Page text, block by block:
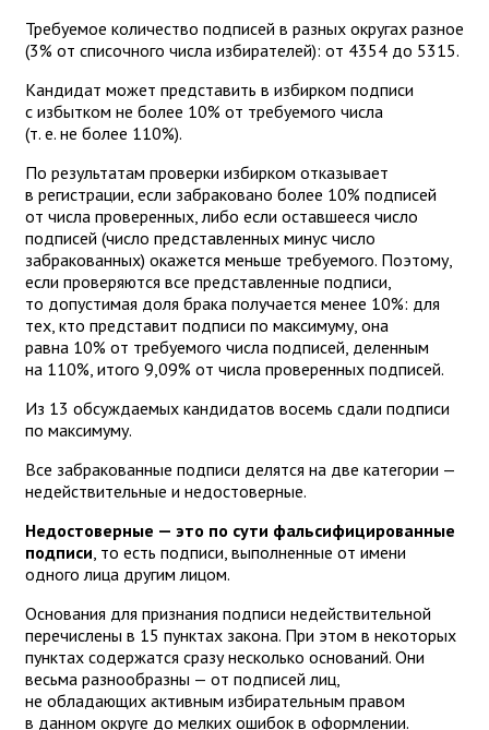
Требуемое количество подписей в разных округах разное
(3% от списочного числа избирателей): от 4354 до 5315.
Кандидат может представить в избирком подписи
с избытком не более 10% от требуемого числа
(т. е. не более 110%).
По результатам проверки избирком отказывает
в регистрации, если забраковано более 10% подписей
от числа проверенных, либо если оставшееся число
подписей (число представленных минус число
забракованных) окажется меньше требуемого. Поэтому,
если проверяются все представленные подписи,
то допустимая доля брака получается менее 10%: для
тех, кто представит подписи по максимуму, она
равна 10% от требуемого числа подписей, деленным
на 110%, итого 9,09% от числа проверенных подписей.
Из 13 обсуждаемых кандидатов восемь сдали подписи
по максимуму.
Все забракованные подписи делятся на две категории —
недействительные и недостоверные.
Недостоверные — это по сути фальсифицированные
подписи , то есть подписи, выполненные от имени
одного лица другим лицом.
Основания для признания подписи недействительной
перечислены в 15 пунктах закона. При этом в некоторых
пунктах содержатся сразу несколько оснований. Они
весьма разнообразны — от подписей лиц,
не обладающих активным избирательным правом
в данном округе до мелких ошибок в оформлении.